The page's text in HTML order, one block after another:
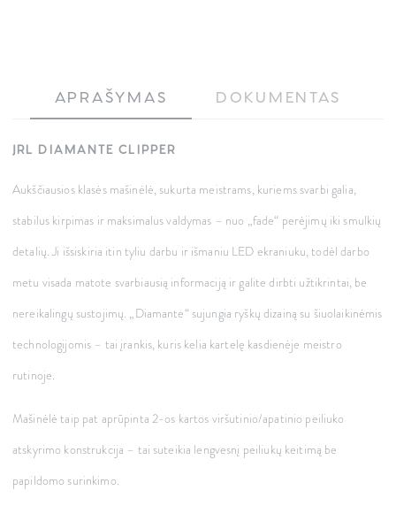
APRAŠYMAS DOKUMENTAS
JRL DIAMANTE CLIPPER
Aukščiausios klasės mašinėlė, sukurta meistrams, kuriems svarbi galia,
stabilus kirpimas ir maksimalus valdymas – nuo „fade“ perėjimų iki smulkių
detalių. Ji išsiskiria itin tyliu darbu ir išmaniu LED ekraniuku, todėl darbo
metu visada matote svarbiausią informaciją ir galite dirbti užtikrintai, be
nereikalingų sustojimų. „Diamante“ sujungia ryškų dizainą su šiuolaikinėmis
technologijomis – tai įrankis, kuris kelia kartelę kasdienėje meistro
rutinoje.
Mašinėlė taip pat aprūpinta 2-os kartos viršutinio/apatinio peiliuko
atskyrimo konstrukcija – tai suteikia lengvesnį peiliukų keitimą be
papildomo surinkimo.